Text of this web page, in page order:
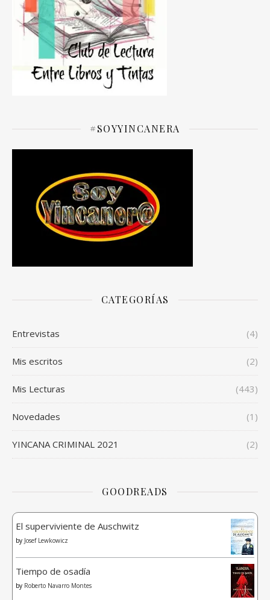
#SOYYINCANERA
CATEGORÍAS
Entrevistas (4)
Mis escritos (2)
Mis Lecturas (443)
Novedades (1)
YINCANA CRIMINAL 2021 (2)
GOODREADS
El superviviente de Auschwitz
by Josef Lewkowicz
Tiempo de osadía
by Roberto Navarro Montes